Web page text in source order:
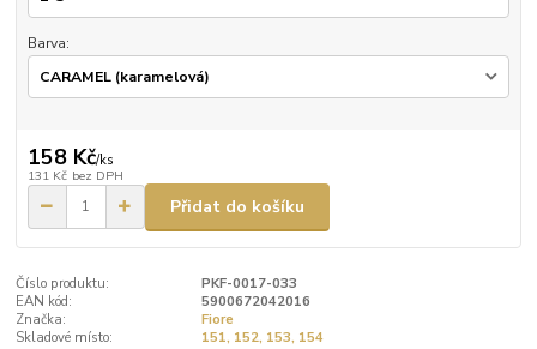
Barva:
158 Kč/ks
131 Kč bez DPH
Přidat do košíku
Číslo produktu:
PKF-0017-033
EAN kód:
5900672042016
Značka:
Fiore
Skladové místo:
151, 152, 153, 154